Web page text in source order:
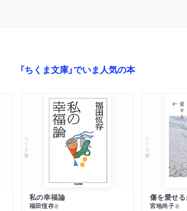
「ちくま文庫」でいま人気の本
ちくま文庫
私の幸福論
福田恆存著
ちくま文庫
傷を愛せ
宮地尚子著